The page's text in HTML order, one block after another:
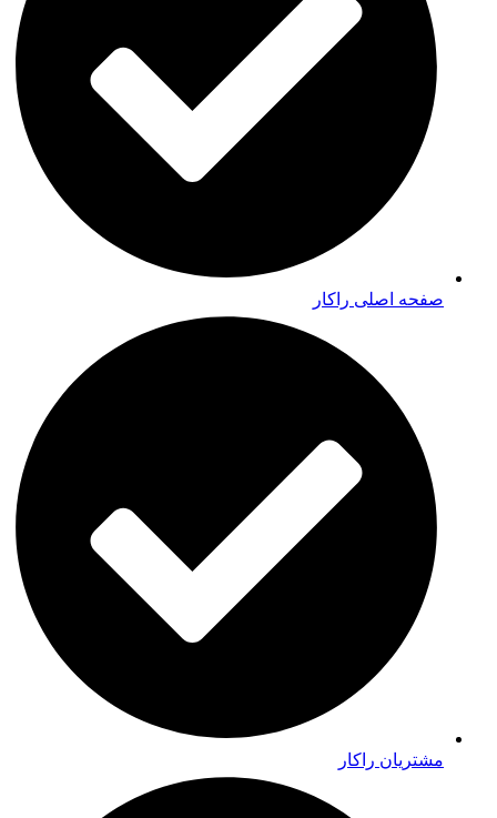
صفحه اصلی راکار
مشتریان راکار